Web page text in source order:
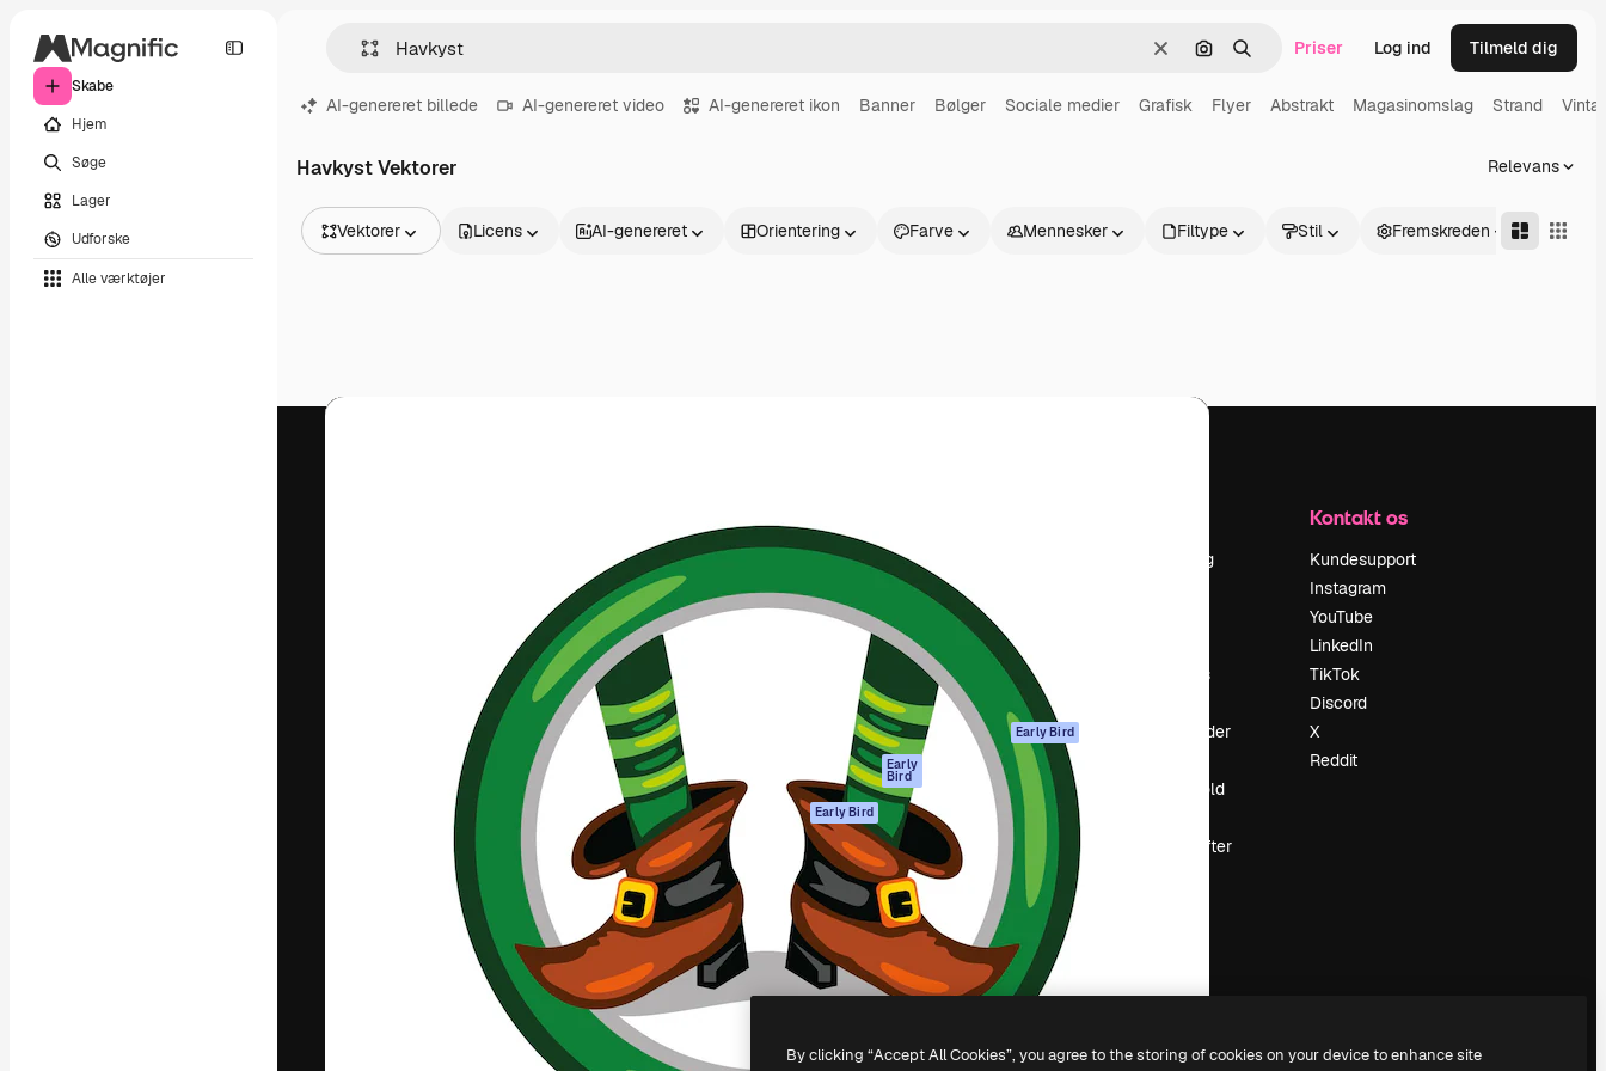
Skabe
Hjem
Søge
Lager
Udforske
Alle værktøjer
Klar Søg efter billede
Søge Priser Log ind Tilmeld dig
AI-genereret billede AI-genereret video AI-genereret ikon Banner Bølger Sociale medier Grafisk Flyer Abstrakt Magasinomslag Strand
Havkyst Vektorer Relevans
Vektorer
Videoer
Licens AI-genereret Orientering Farve Mennesker Filtype Stil Fremskreden
Den kreative platform til at skabe dit bedste
arbejde. Over 1 million abonnenter – fra
kreative og virksomheder til bureauer og
AI-assistent
AI-billedgenerator
AI-videogenerator
stemmegenerator
Claude/ChatGPT
Early
Bird
Agenter Early Bird
Mobilapp
Alle Magnific
værktøjer
Academy
Dokumentation
Support
Vilkår for brug
Privatlivspolitik
Originaler Early Bird
Cookies politik
Tillidscenter
Partnere
Virksomhed
Prissætning
Søgetrends
Begivenheder
Sælg indhold
Leder du efter
Kontakt os
Kundesupport
Instagram
YouTube
LinkedIn
TikTok
Discord
X
Reddit
Copyright © 2010- 2026Freepik Company S.L.U. Alle rettigheder forbeholdes.
By clicking “Accept All Cookies”, you agree to the storing of cookies on your device to enhance site